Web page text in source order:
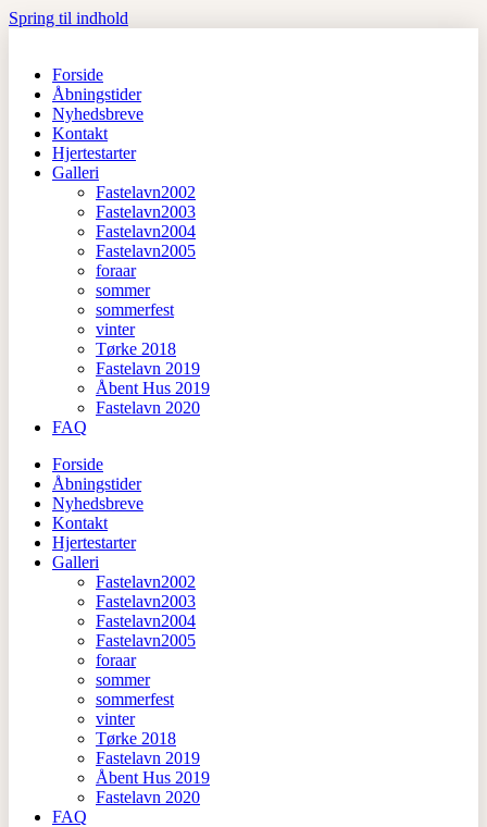
Spring til indhold
Forside
Åbningstider
Nyhedsbreve
Kontakt
Hjertestarter
Galleri
Fastelavn2002
Fastelavn2003
Fastelavn2004
Fastelavn2005
foraar
sommer
sommerfest
vinter
Tørke 2018
Fastelavn 2019
Åbent Hus 2019
Fastelavn 2020
FAQ
Forside
Åbningstider
Nyhedsbreve
Kontakt
Hjertestarter
Galleri
Fastelavn2002
Fastelavn2003
Fastelavn2004
Fastelavn2005
foraar
sommer
sommerfest
vinter
Tørke 2018
Fastelavn 2019
Åbent Hus 2019
Fastelavn 2020
FAQ